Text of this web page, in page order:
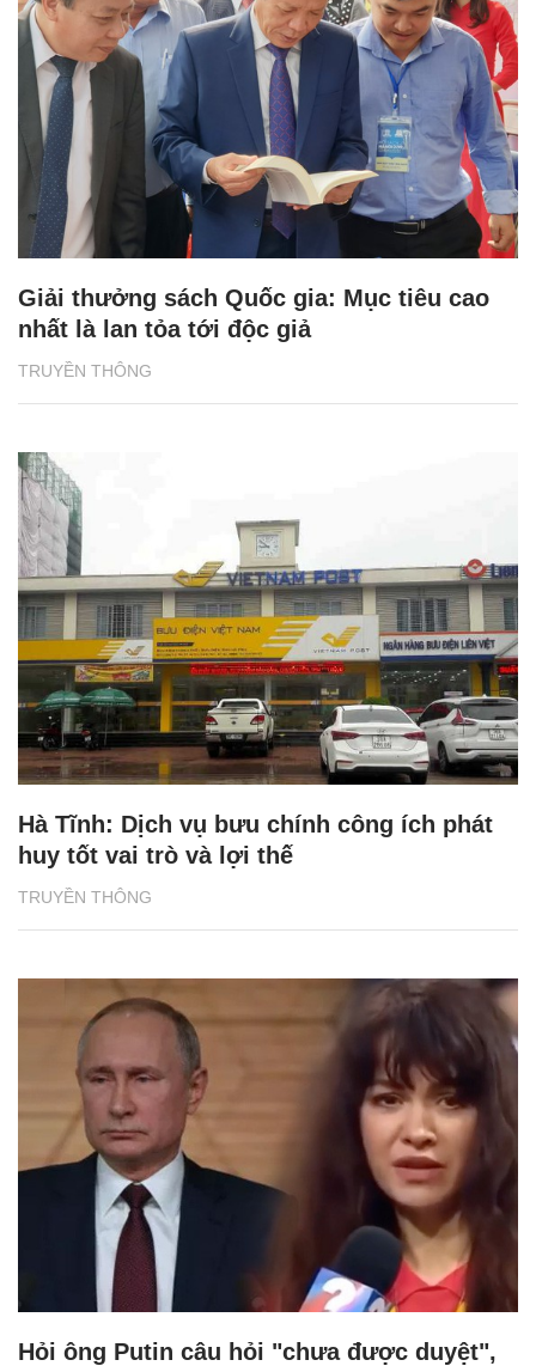
TRUYỀN THÔNG
Giải thưởng sách Quốc gia: Mục tiêu cao
nhất là lan tỏa tới độc giả
TRUYỀN THÔNG
Hà Tĩnh: Dịch vụ bưu chính công ích phát
huy tốt vai trò và lợi thế
Hỏi ông Putin câu hỏi "chưa được duyệt",